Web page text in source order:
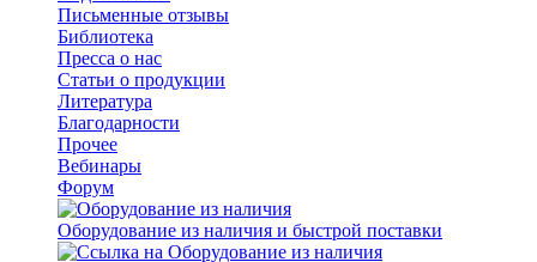
Письменные отзывы
Библиотека
Пресса о нас
Статьи о продукции
Литература
Благодарности
Прочее
Вебинары
Форум
Оборудование из наличия и быстрой поставки